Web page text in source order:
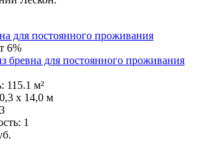
для постоянного проживания
6%
115.1 м²
х 14,0 м
1